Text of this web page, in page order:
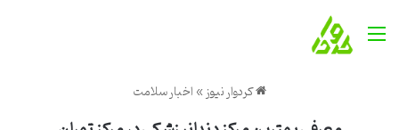
منو
کردوار نیوز»اخبار سلامت